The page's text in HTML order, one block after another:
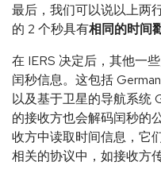
最后，我们可以说以上两
的 2 个秒具有相同的时间
在 IERS 决定后，其他一
闰秒信息。这包括
以及基于卫星的导航系统
的接收方也会解码闰秒的
收方中读取时间信息，它
相关的协议中，如接收方